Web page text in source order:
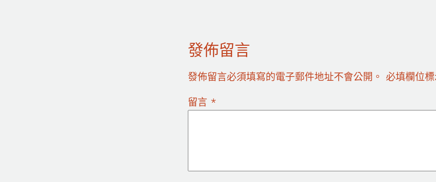
發佈留言
發佈留言必須填寫的電子郵件地址不會公開。 必填欄位
留言 *